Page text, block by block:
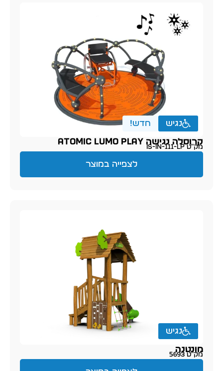
נגיש חדש!
קרוסלה נגישה ATOMIC LUMO PLAY
מק״ט IS-IN-111-LP
לצפייה במוצר
נגיש
מונטנה
מק״ט 5693